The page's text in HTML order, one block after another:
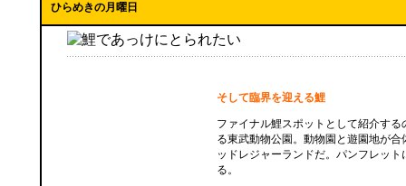
ひらめきの月曜日
そして臨界を迎える鯉
ファイナル鯉スポットとして紹介する
る東武動物公園。動物園と遊園地が合
ッドレジャーランドだ。パンフレット
る。